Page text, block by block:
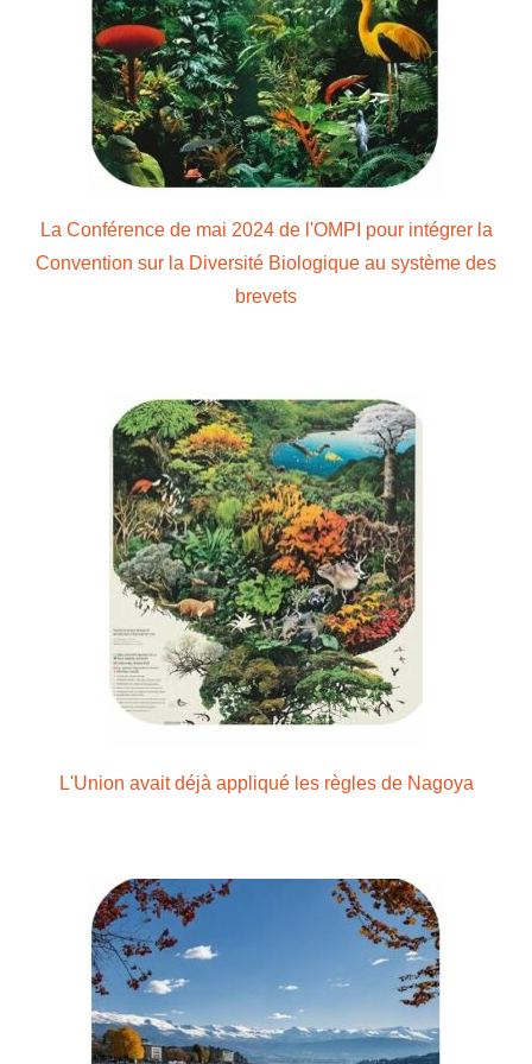
La Conférence de mai 2024 de l'OMPI pour intégrer la
Convention sur la Diversité Biologique au système des
brevets
L'Union avait déjà appliqué les règles de Nagoya